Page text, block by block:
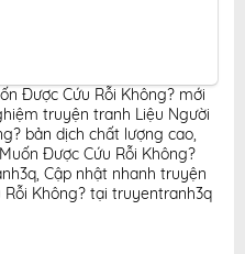
Được Cứu Rỗi Không? mới
truyện tranh Liệu Người
bản dịch chất lượng cao,
Được Cứu Rỗi Không?
, Cập nhật nhanh truyện
Không? tại truyentranh3q